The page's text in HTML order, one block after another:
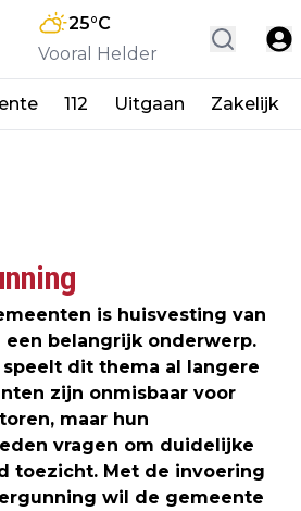
25°C
Vooral Helder
112 Uitgaan Zakelijk
is huisvesting van
belangrijk onderwerp.
dit thema al langere
zijn onmisbaar voor
maar hun
vragen om duidelijke
toezicht. Met de invoering
wil de gemeente